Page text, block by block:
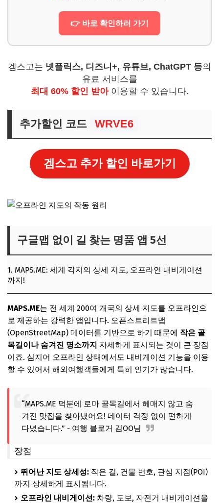
👉 바로 확인하러 가기
겜스고는 넷플릭스, 디즈니+, 유튜브, ChatGPT 등의
유료 서비스를
최대 60% 할인 받아이용할 수 있습니다.
추가할인 코드 WRVE6
겜스고 추가 할인 바로가기
구글맵 없이 길 찾는 명품 앱 5선
1. MAPS.ME: 세계 각지의 상세 지도, 오프라인 내비게이션
까지!
MAPS.ME는 전 세계 200여 개국의 상세 지도를 오프라인으
로 제공하는 강력한 앱입니다. 오픈스트리트맵
(OpenStreetMap) 데이터를 기반으로 하기 때문에 작은 골
목길이나 숨겨진 명소까지 자세하게 표시되는 것이 큰 장점
이죠. 심지어 오프라인 상태에서도 내비게이션 기능을 이용
할 수 있어서 해외여행객들에게 특히 인기가 많습니다.
“MAPS.ME 덕분에 로마 골목길에서 헤매지 않고 숨
겨진 맛집을 찾아냈어요! 데이터 걱정 없이 편하게
다녔습니다.” - 여행 블로거 김OO님
장점
뛰어난 지도 상세성: 작은 길, 건물 번호, 관심 지점(POI)
까지 상세하게 표시됩니다.
오프라인 내비게이션: 차량, 도보, 자전거 내비게이션을